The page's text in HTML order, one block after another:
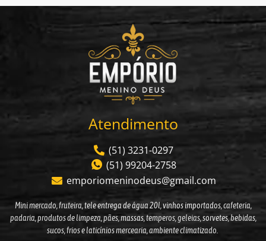
Atendimento
(51) 3231-0297
(51) 99204-2758
emporiomeninodeus@gmail.com
Mini mercado, fruteira,tele entrega de água 20l,vinhos importados, cafeteria,
padaria, produtos de limpeza, pães,massas, temperos, geleias,sorvetes, bebidas,
sucos, frios e laticínios mercearia, ambiente climatizado.